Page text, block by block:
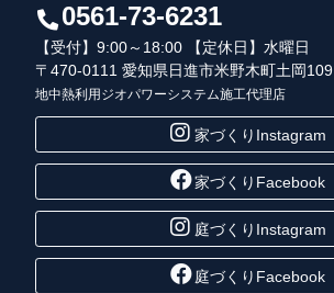
0561-73-6231
【受付】9:00～18:00 【定休日】水曜日
〒470-0111 愛知県日進市米野木町土岡109
地中熱利用ジオパワーシステム施工代理店
家づくりInstagram
家づくりFacebook
庭づくりInstagram
庭づくりFacebook